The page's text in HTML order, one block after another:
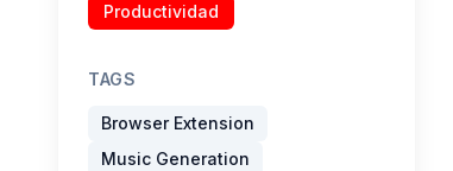
Productividad
TAGS
Browser Extension
Music Generation